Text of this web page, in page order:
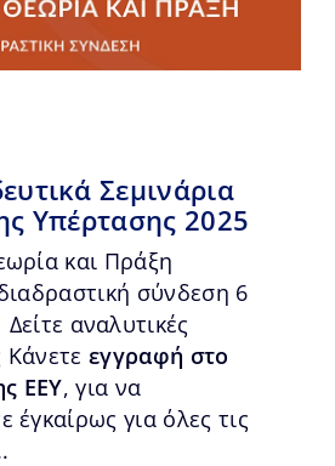
Σεμινάρια
Υπέρτασης 2025
και Πράξη
σύνδεση 6
Δείτε αναλυτικές
Κάνετεεγγραφή στο
ΕΕΥ, για να
έγκαίρως για όλες τις